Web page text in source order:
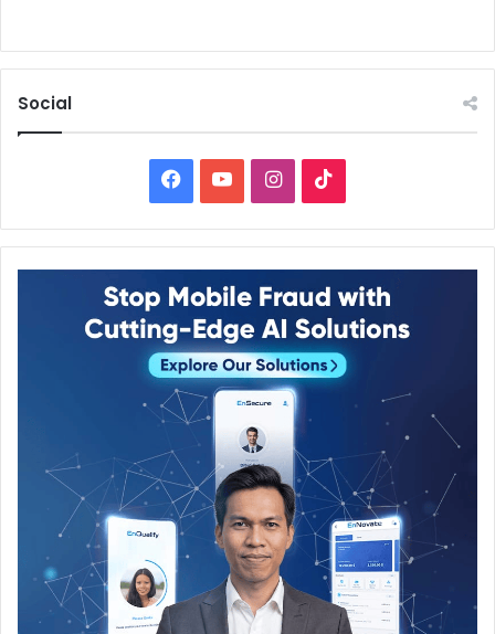
Social
Facebook
YouTubeInstagram